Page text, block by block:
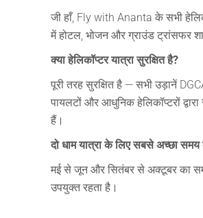
जी हाँ, Fly with Ananta के सभी
में होटल, भोजन और ग्राउंड ट्रांसफर
क्या हेलिकॉप्टर यात्रा सुरक्षित है?
पूरी तरह सुरक्षित है — सभी उड़ानें
पायलटों और आधुनिक हेलिकॉप्टरों द्वारा
हैं।
दो धाम यात्रा के लिए सबसे अच्छा
मई से जून और सितंबर से अक्टूबर का
उपयुक्त रहता है।